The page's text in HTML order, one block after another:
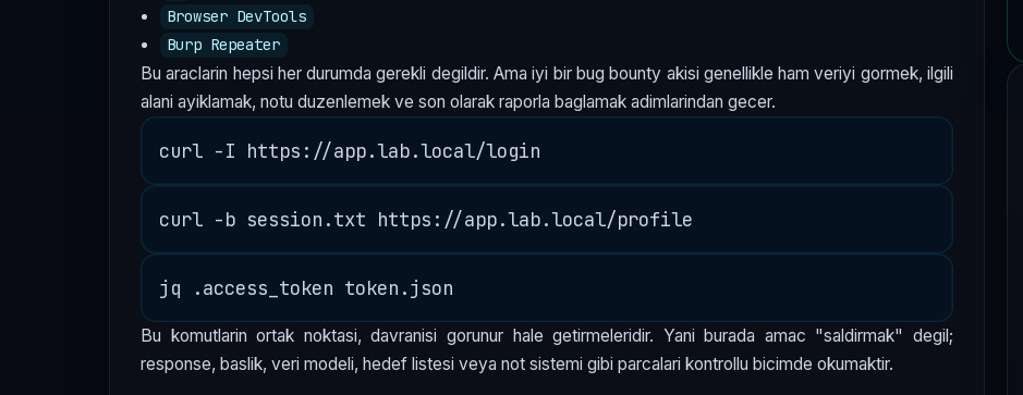
Browser DevTools
Burp Repeater
Bu araclarin hepsi her durumda gerekli degildir. Ama iyi bir bug bounty akisi genellikle ham veriyi gormek, ilgili
alani ayiklamak, notu duzenlemek ve son olarak raporla baglamak adimlarindan gecer.
Bu komutlarin ortak noktasi, davranisi gorunur hale getirmeleridir. Yani burada amac "saldirmak" degil;
response, baslik, veri modeli, hedef listesi veya not sistemi gibi parcalari kontrollu bicimde okumaktir.